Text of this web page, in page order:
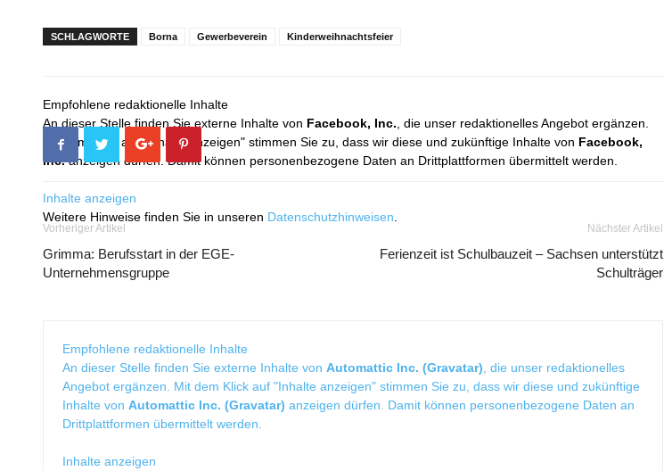
SCHLAGWORTE Borna Gewerbeverein Kinderweihnachtsfeier
Empfohlene redaktionelle Inhalte
An dieser Stelle finden Sie externe Inhalte von Facebook, Inc. , die unser redaktionelles Angebot ergänzen.
Mit dem Klick auf "Inhalte anzeigen" stimmen Sie zu, dass wir diese und zukünftige Inhalte von Facebook,
Inc.anzeigen dürfen. Damit können personenbezogene Daten an Drittplattformen übermittelt werden.
Inhalte anzeigen
Weitere Hinweise finden Sie in unseren Datenschutzhinweisen
Vorheriger Artikel
Grimma: Berufsstart in der EGE-
Unternehmensgruppe
Nächster Artikel
Ferienzeit ist Schulbauzeit – Sachsen unterstützt
Schulträger
Empfohlene redaktionelle Inhalte
An dieser Stelle finden Sie externe Inhalte von Automattic Inc. (Gravatar) , die unser redaktionelles
Angebot ergänzen. Mit dem Klick auf "Inhalte anzeigen" stimmen Sie zu, dass wir diese und zukünftige
Inhalte von Automattic Inc. (Gravatar) anzeigen dürfen. Damit können personenbezogene Daten an
Drittplattformen übermittelt werden.
Inhalte anzeigen